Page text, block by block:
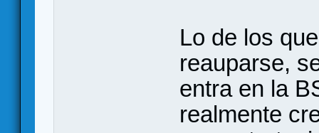
Lo de los
reauparse,
entra en la
realmente